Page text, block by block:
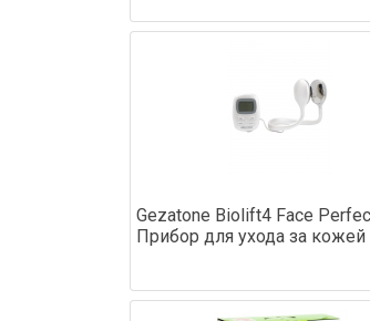
Gezatone Biolift4 Face
Прибор для ухода за кожей